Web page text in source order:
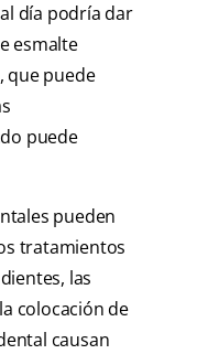
día podría dar
esmalte
que puede
puede
pueden
tratamientos
las
colocación de
causan